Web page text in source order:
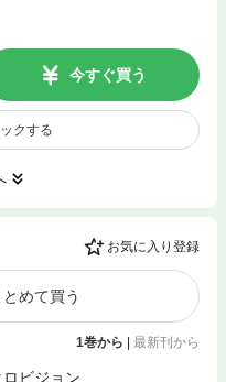
今すぐ買う
クする
お気に入り登録
めて買う
1巻から 最新刊から
ビジョン